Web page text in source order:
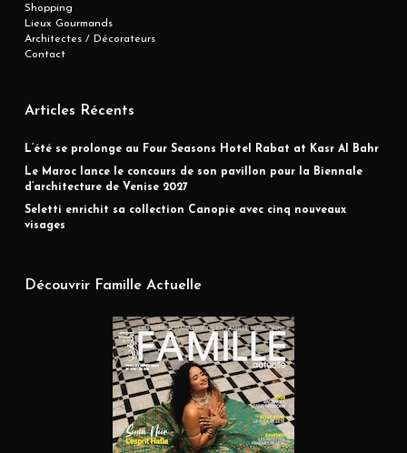
Shopping
Lieux Gourmands
Architectes / Décorateurs
Contact
Articles Récents
L’été se prolonge au Four Seasons Hotel Rabat at Kasr Al Bahr
Le Maroc lance le concours de son pavillon pour la Biennale
d’architecture de Venise 2027
Seletti enrichit sa collection Canopie avec cinq nouveaux
visages
Découvrir Famille Actuelle